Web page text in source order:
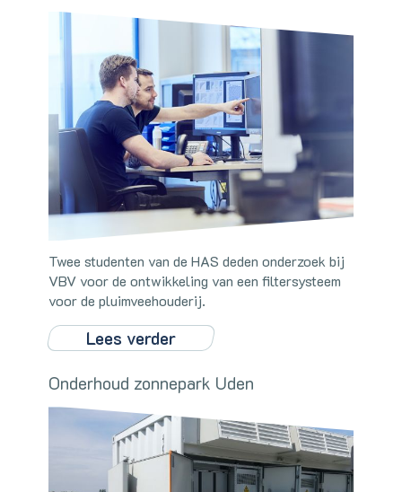
Twee studenten van de HAS deden onderzoek bij
VBV voor de ontwikkeling van een filtersysteem
voor de pluimveehouderij.
Lees verder
Onderhoud zonnepark Uden